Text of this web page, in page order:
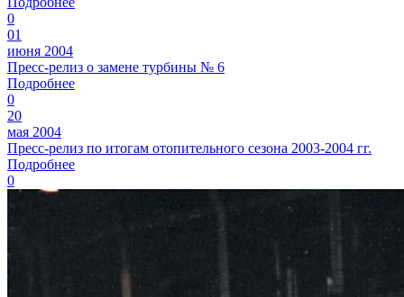
0
01
июня 2004
Пресс-релиз о замене турбины № 6
Подробнее
0
20
мая 2004
Пресс-релиз по итогам отопительного сезона 2003-2004 гг.
Подробнее
0